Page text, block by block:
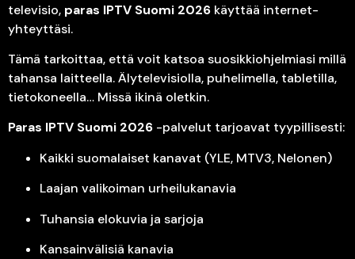
televisio, paras IPTV Suomi 2026 käyttää internet-
yhteyttäsi.
Tämä tarkoittaa, että voit katsoa suosikkiohjelmiasi millä
tahansa laitteella. Älytelevisiolla, puhelimella, tabletilla,
tietokoneella… Missä ikinä oletkin.
Paras IPTV Suomi 2026 -palvelut tarjoavat tyypillisesti:
Kaikki suomalaiset kanavat (YLE, MTV3, Nelonen)
Laajan valikoiman urheilukanavia
Tuhansia elokuvia ja sarjoja
Kansainvälisiä kanavia